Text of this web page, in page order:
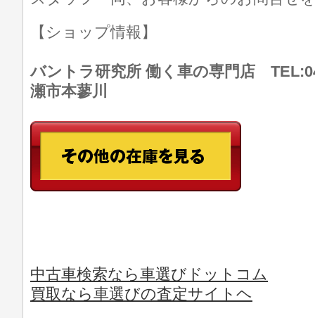
【ショップ情報】
バントラ研究所 働く車の専門店
瀬市本蓼川
中古車検索なら車選びドットコム
買取なら車選びの査定サイトヘ